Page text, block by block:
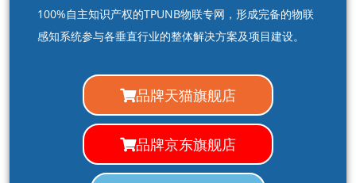
100%自主知识产权的TPUNB物联专网，形成完备的物联
感知系统参与各垂直行业的整体解决方案及项目建设。
品牌天猫旗舰店
品牌京东旗舰店